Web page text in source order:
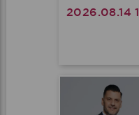
2026.08.14